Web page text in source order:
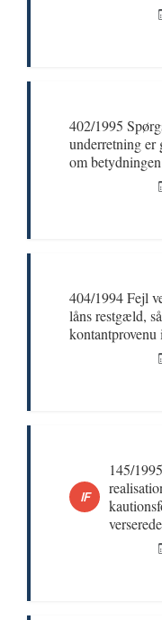
402/1995
underretning er
om
404/1994 Fejl
låns restgæld,
IF
145/